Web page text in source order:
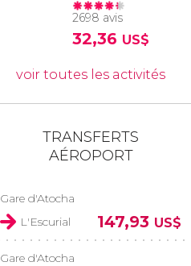
2698 avis
32,36 US$
voir toutes les activités
TRANSFERTS
AÉROPORT
Gare d'Atocha
L'Escurial
147,93 US$
Gare d'Atocha